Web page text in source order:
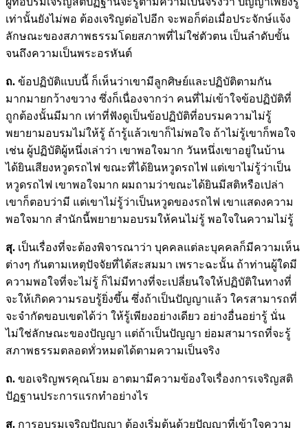
เท่านั้นยังไม่พอ ต้องเจริญต่อไปอีก จะพอก็ต่อเมื่อประจักษ์แจ้ง
ลักษณะของสภาพธรรมโดยสภาพที่ไม่ใช่ตัวตน เป็นลำดับขั้น
จนถึงความเป็นพระอรหันต์
ถ. ข้อปฏิบัติแบบนี้ ก็เห็นว่าเขามีลูกศิษย์และปฏิบัติตามกัน
มากมายกว้างขวาง ซึ่งก็เนื่องจากว่า คนที่ไม่เข้าใจข้อปฏิบัติที่
ถูกต้องนั้นมีมาก เท่าที่ฟังดูเป็นข้อปฏิบัติที่อบรมความไม่รู้
พยายามอบรมไม่ให้รู้ ถ้ารู้แล้วเขาก็ไม่พอใจ ถ้าไม่รู้เขาก็พอใจ
เช่น ผู้ปฏิบัติผู้หนึ่งเล่าว่า เขาพอใจมาก วันหนึ่งเขาอยู่ในบ้าน
ได้ยินเสียงหวูดรถไฟ ขณะที่ได้ยินหวูดรถไฟ แต่เขาไม่รู้ว่าเป็น
หวูดรถไฟ เขาพอใจมาก ผมถามว่าขณะได้ยินมีสติหรือเปล่า
เขาก็ตอบว่ามี แต่เขาไม่รู้ว่าเป็นหวูดของรถไฟ เขาแสดงความ
พอใจมาก สำนักนี้พยายามอบรมให้คนไม่รู้ พอใจในความไม่รู้
สุ. เป็นเรื่องที่จะต้องพิจารณาว่า บุคคลแต่ละบุคคลก็มีความเห็น
ต่างๆ กันตามเหตุปัจจัยที่ได้สะสมมา เพราะฉะนั้น ถ้าท่านผู้ใดมี
ความพอใจที่จะไม่รู้ ก็ไม่มีทางที่จะเปลี่ยนใจให้ปฏิบัติในทางที่
จะให้เกิดความรอบรู้ยิ่งขึ้น ซึ่งถ้าเป็นปัญญาแล้ว ใครสามารถที่
จะจำกัดขอบเขตได้ว่า ให้รู้เพียงอย่างเดียว อย่างอื่นอย่ารู้ นั่น
ไม่ใช่ลักษณะของปัญญา แต่ถ้าเป็นปัญญา ย่อมสามารถที่จะรู้
สภาพธรรมตลอดทั่วหมดได้ตามความเป็นจริง
ถ. ขอเจริญพรคุณโยม อาตมามีความข้องใจเรื่องการเจริญสติ
ปัฏฐานประการแรกทำอย่างไร
สุ. การอบรมเจริญปัญญา ต้องเริ่มต้นด้วยปัญญาที่เข้าใจความ